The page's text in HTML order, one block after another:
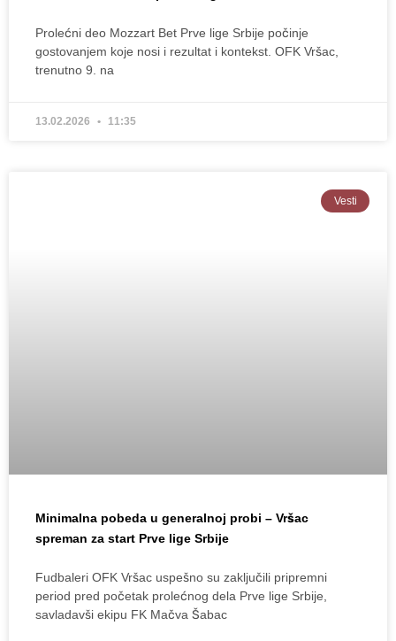
Prolećni deo Mozzart Bet Prve lige Srbije počinje
gostovanjem koje nosi i rezultat i kontekst. OFK Vršac,
trenutno 9. na
13.02.2026 11:35
Vesti
Minimalna pobeda u generalnoj probi – Vršac
spreman za start Prve lige Srbije
Fudbaleri OFK Vršac uspešno su zaključili pripremni
period pred početak prolećnog dela Prve lige Srbije,
savladavši ekipu FK Mačva Šabac